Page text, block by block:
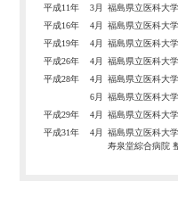
平成11年
3月
福島県立医科大
平成16年
4月
福島県立医科大
平成19年
4月
福島県立医科大
平成26年
4月
福島県立医科大
平成28年
4月
福島県立医科大
6月
福島県立医科大
平成29年
4月
福島県立医科大
平成31年
4月
福島県立医科大
寿泉堂綜合病院